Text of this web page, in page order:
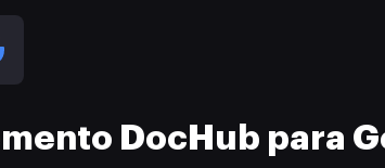
DocHub para